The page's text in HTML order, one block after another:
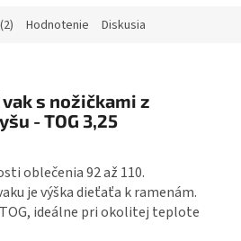
Hodnotenie Diskusia
s nožičkami z
- TOG 3,25
oblečenia 92 až 110.
je výška dieťaťa k ramenám.
ideálne pri okolitej teplote